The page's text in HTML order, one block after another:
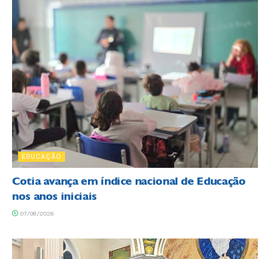
EDUCAÇÃO
Cotia avança em índice nacional de Educação
nos anos iniciais
07/08/2026